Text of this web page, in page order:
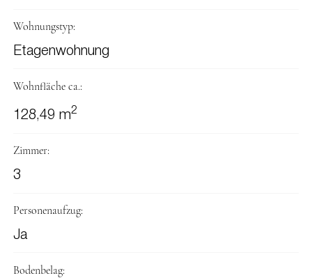
Wohnungstyp:
Etagenwohnung
Wohnfläche ca.:
128,49 m2
Zimmer:
3
Personenaufzug:
Ja
Bodenbelag: